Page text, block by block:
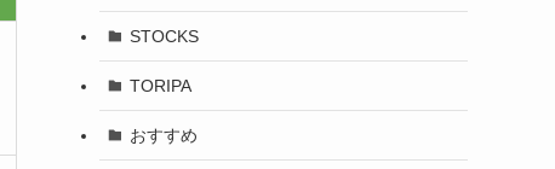
STOCKS
TORIPA
おすすめ